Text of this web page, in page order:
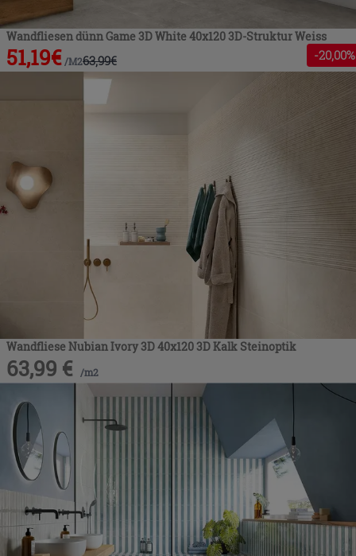
Wandfliesen dünn Game 3D White 40x120 3D-Struktur Weiss
51,19€ /M263,99€ -20,00%
Wandfliese Nubian Ivory 3D 40x120 3D Kalk Steinoptik
63,99 € /m2